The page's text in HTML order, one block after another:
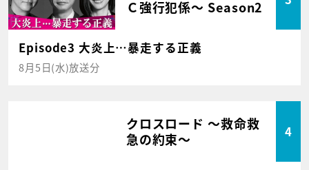
Ｃ強行犯係～ Season2
Episode3 大炎上…暴走する正義
8月5日(水)放送分
クロスロード ～救命救
急の約束～
4